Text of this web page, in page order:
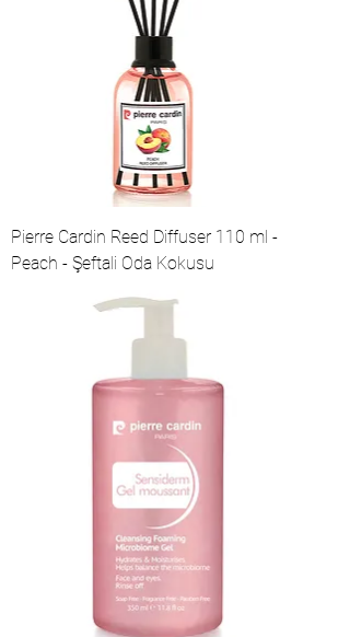
Pierre Cardin Reed Diffuser 110 ml -
Peach - Şeftali Oda Kokusu